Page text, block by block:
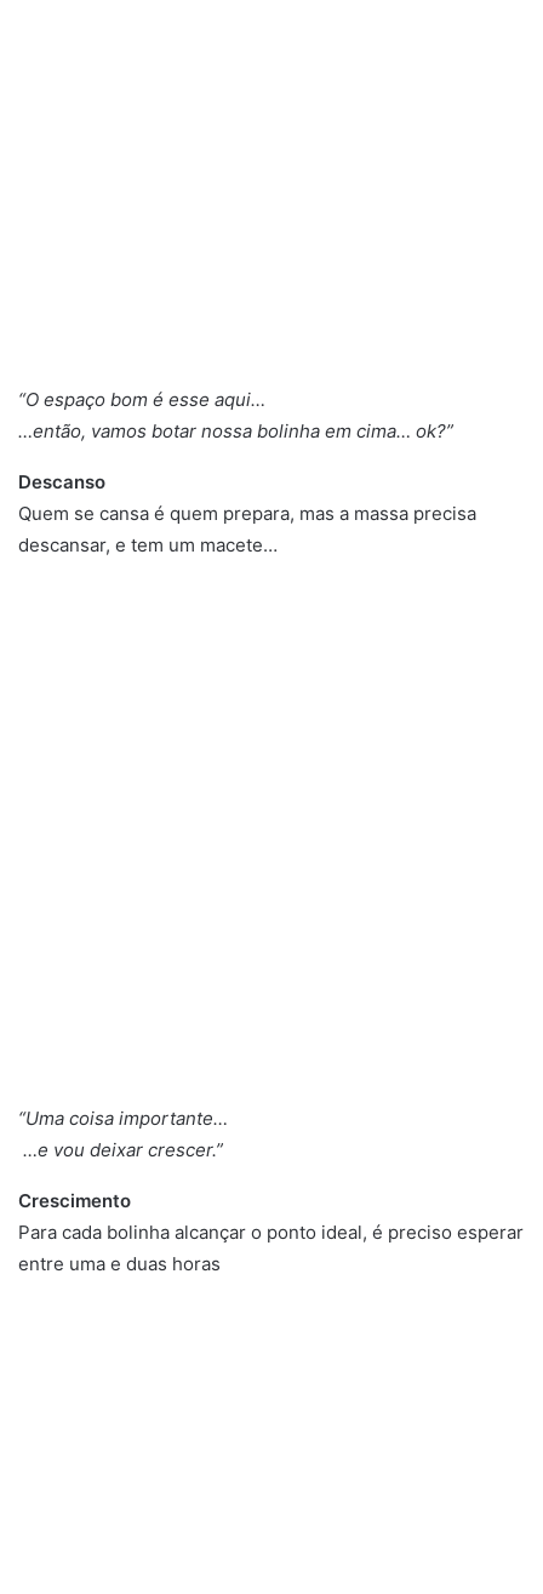
“O espaço bom é esse aqui…
…então, vamos botar nossa bolinha em cima… ok?”
Descanso
Quem se cansa é quem prepara, mas a massa precisa
descansar, e tem um macete…
“Uma coisa importante…
…e vou deixar crescer.”
Crescimento
Para cada bolinha alcançar o ponto ideal, é preciso esperar
entre uma e duas horas